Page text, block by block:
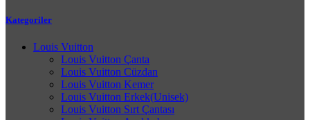
Kategoriler
Louis Vuitton
Louis Vuitton Çanta
Louis Vuitton Cüzdan
Louis Vuitton Kemer
Louis Vuitton Erkek(Unisek)
Louis Vuitton Sırt Çantası